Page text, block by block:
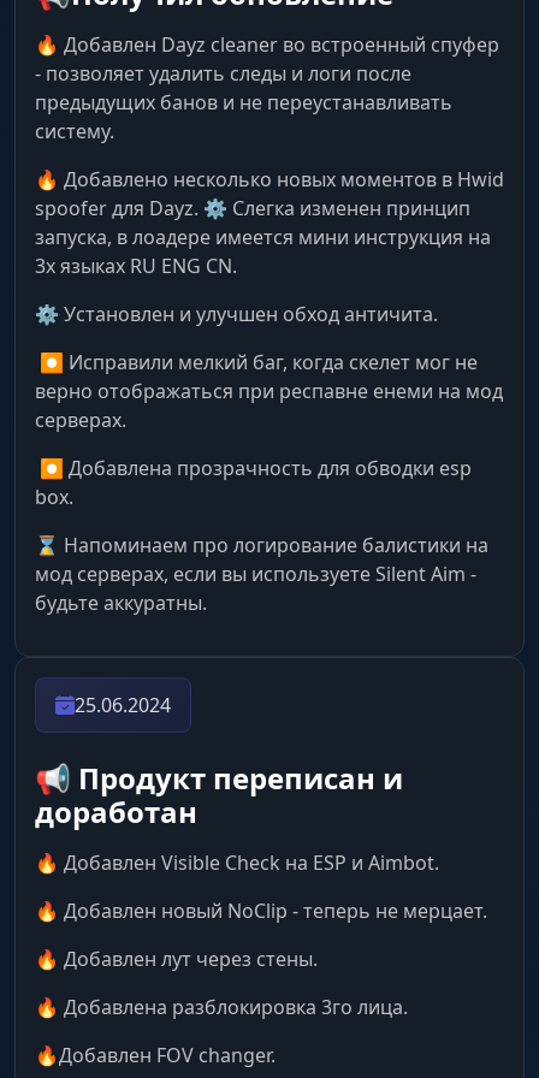
начинаете создавать свои. Готовы стать не
просто выжившим, а легендой Черноруссии?
Режим Боя. Одной кнопкой убери с экрана
весь мусор (лут, зомби), оставив только
скелеты врагов. Максимальная концентрация
в перестрелке.
Map Navigator
Встроенная карта. Забудь про iZurvive. Чит
покажет названия городов, военные базы и
колонки прямо в игре.
Inventory & Friends List
Социалка. Добавляй друзей в White List,
чтобы не убить своих. Сканируй инвентарь
врагов на наличие топ-лута.
MISC (Запрещенные Приемы)
Loot Through Walls
Пылесос. Забирай предметы сквозь стены, не
заходя в здания. Безопасно и быстро.
Environment Control
Погода по заказу. Сделай ночь днем, убери
для тебя они как на ладони.
Noclip & Debug Camera
(Noclip) для проверки засад в зданиях.
🔥 Добавлен Dayz cleaner во встроенный спуфер
- позволяет удалить следы и логи после
предыдущих банов и не переустанавливать
систему.
🔥 Добавлено несколько новых моментов в Hwid
spoofer для Dayz. ⚙️ Слегка изменен принцип
запуска, в лоадере имеется мини инструкция на
3х языках RU ENG CN.
⚙️ Установлен и улучшен обход античита.
⏺ Исправили мелкий баг, когда скелет мог не
верно отображаться при респавне енеми на мод
серверах.
⏺ Добавлена прозрачность для обводки esp
box.
⌛ Напоминаем про логирование балистики на
мод серверах, если вы используете Silent Aim -
будьте аккуратны.
25.06.2024
📢 Продукт переписан и
доработан
🔥 Добавлен Visible Check на ESP и Aimbot.
🔥 Добавлен новый NoClip - теперь не мерцает.
🔥 Добавлен лут через стены.
🔥 Добавлена разблокировка 3го лица.
🔥Добавлен FOV changer.